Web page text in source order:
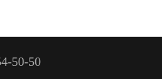
50-50